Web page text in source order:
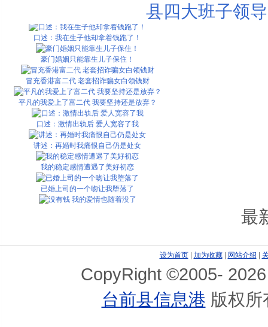
县四大班子领
口述：我在生子他却拿着钱跑了！
豪门婚姻只能靠生儿子保住！
冒充香港富二代 老套招诈骗女白领钱财
平凡的我爱上了富二代 我要坚持还是放弃？
口述：激情出轨后 爱人宽容了我
讲述：再婚时我痛恨自己仍是处女
我的稳定感情遭遇了美好初恋
已婚上司的一个吻让我堕落了
婆婆为了钱跪下求我嫁给老公
口述：糊涂同居却换来一场空
最
设为首页| 加为收藏| 网站介绍 |
CopyRight ©2005-
台前县信息港 版权